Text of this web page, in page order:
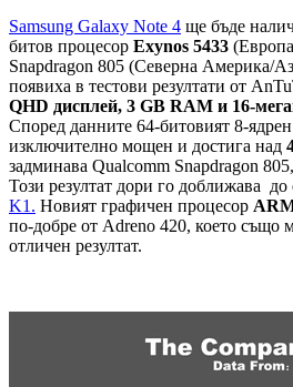
Samsung Galaxy Note 4 ще бъде
битов процесор Exynos 5433
Snapdragon 805 (Северна Америка/
появиха в тестови резултати от
QHD дисплей, 3 GB RAM и 16-
Според данните 64-битовият 8-
изключително мощен и достига над
задминава Qualcomm Snapdragon
Този резултат дори го доближава до
K1. Новият графичен процесор
по-добре от Adreno 420, което също
отличен резултат.